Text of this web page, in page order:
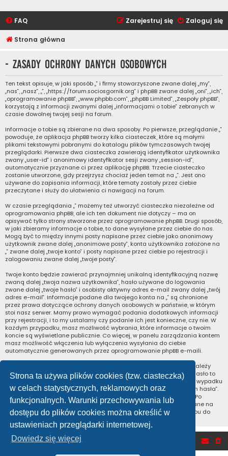
Strona ta używa plików cookies (tzw. ciasteczka)
w celach statystycznych, reklamowych oraz
funkcjonalnych. Warunki przechowywania lub
dostępu do plików cookies można określić w
ustawieniach przeglądarki internetowej.
Dowiedz się więcej
FAQ Zaloguj się
Zarejestruj się
Strona główna
- Zasady ochrony danych osobowych
Ten tekst opisuje, w jaki sposób „” i firmy stowarzyszone zwane dalej „my”,
„nas”, „nasz”, „”, „https://forum.sociosgornik.org” i phpBB zwane dalej „oni”, „ich”,
„oprogramowanie phpBB”, „www.phpbb.com”, „phpBB Limited”, „Zespoły phpBB”,
korzystają z informacji zwanymi dalej „informacjami o tobie” zebranych w
czasie dowolnej twojej sesji na forum.
Informacje o tobie są zbierane na dwa sposoby. Po pierwsze, przeglądanie „”
powoduje, że aplikacja phpBB tworzy kilka ciasteczek, które są małymi
plikami tekstowymi pobranymi do katalogu plików tymczasowych twojej
przeglądarki. Pierwsze dwa ciasteczka zawierają identyfikator użytkownika
zwany „user-id” i anonimowy identyfikator sesji zwany „session-id”,
automatycznie przyznane ci przez aplikację phpBB. Trzecie ciasteczko
zostanie utworzone, gdy przejrzysz chociaż jeden temat na „”. Jest ono
używane do zapisania informacji, które tematy zostały przez ciebie
przeczytane i służy do ułatwienia ci nawigacji na forum.
W czasie przeglądania „” możemy też utworzyć ciasteczka niezależne od
oprogramowania phpBB, ale ich ten dokument nie dotyczy – ma on
opisywać tylko strony stworzone przez oprogramowanie phpBB. Drugi sposób,
w jaki zbieramy informacje o tobie, to dane wysyłane przez ciebie do nas.
Mogą być to między innymi posty napisane przez ciebie jako anonimowy
użytkownik zwane dalej „anonimowe posty”, konta użytkownika założone na
„” zwane dalej „twoje konto” i posty napisane przez ciebie po rejestracji i
zalogowaniu zwane dalej „twoje posty”.
Twoje konto będzie zawierać przynajmniej unikalną identyfikacyjną nazwę
zwaną dalej „twoja nazwa użytkownika”, hasło używane do logowania
zwane dalej „twoje hasło” i osobisty aktywny adres e-mail zwany dalej „twój
adres e-mail”. Informacje podane dla twojego konta na „” są chronione
przez prawa dotyczące ochrony danych osobowych w państwie, w którym
stoi nasz serwer. Mamy prawo wymagać podania dodatkowych informacji
przy rejestracji, i to my ustalamy czy podanie ich jest konieczne, czy nie. W
każdym przypadku, masz możliwość wybrania, które informacje o twoim
koncie są wyświetlane publicznie. Co więcej, w panelu zarządzania kontem
masz możliwość włączenia lub wyłączenia wysyłania do ciebie
automatycznie generowanych przez oprogramowanie phpBB e-maili.
Twoje hasło jest zaszyfrowane, więc jest bezpieczne, niemniej nie należy
używać tego samego hasła na różnych witrynach internetowych. Hasło to
umożliwia dostęp do twojego konta na „”, więc chroń je i w żadnym wypadku
nie podawaj nikomu. Jeśli je zapomnisz, użyj funkcji „Nie pamiętam hasła”.
Witryna poprosi cię o podanie nazwy użytkownika i adresu e-mail. Po
podaniu tych danych zostanie wygenerowane nowe hasło i przesłane na
podany przez ciebie adres e-mail. Umożliwi ono odzyskanie dostępu do
twojego konta.
Strona główna